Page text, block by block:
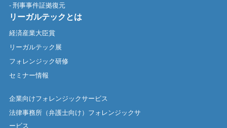
- 刑事事件証拠復元
リーガルテックとは
経済産業大臣賞
リーガルテック展
フォレンジック研修
セミナー情報
企業向けフォレンジックサービス
法律事務所（弁護士向け）フォレンジックサ
ービス